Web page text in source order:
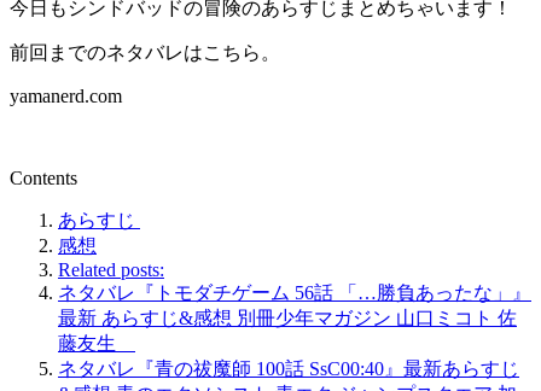
今日もシンドバッドの冒険のあらすじまとめちゃいます！
前回までのネタバレはこちら。
yamanerd.com
Contents
あらすじ
感想
Related posts:
ネタバレ『トモダチゲーム 56話 「…勝負あったな」』
最新 あらすじ&感想 別冊少年マガジン 山口ミコト 佐
藤友生
ネタバレ『青の祓魔師 100話 SsC00:40』最新あらすじ